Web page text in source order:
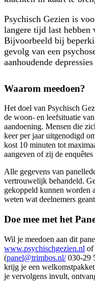
Psychisch Gezien is
langere tijd last hebben
Bijvoorbeeld bij
gevolg van een
aanhoudende
Waarom meedoen?
Het doel van Psychisch
de woon- en leefsituatie
aandoening. Mensen die
keer per jaar uitgenodigd
kost 10 minuten tot
aangeven of zij de
Alle gegevens van
vertrouwelijk behandeld.
gekoppeld kunnen worden
weten wat deelnemers
Doe mee met het
Wil je meedoen aan dit
www.psychischgezien.nl of
(panel@trimbos.nl/030-29
krijg je een
je vervolgens invult,